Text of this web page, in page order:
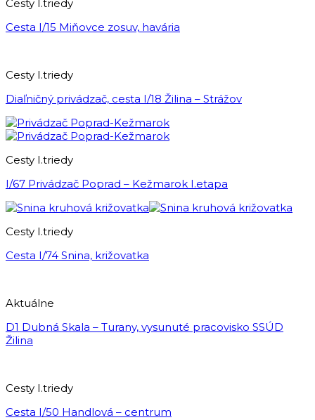
Cesty I.triedy
Cesta I/15 Miňovce zosuv, havária
Cesty I.triedy
Diaľničný privádzač, cesta I/18 Žilina – Strážov
Cesty I.triedy
I/67 Privádzač Poprad – Kežmarok I.etapa
Cesty I.triedy
Cesta I/74 Snina, križovatka
Aktuálne
D1 Dubná Skala – Turany, vysunuté pracovisko SSÚD
Žilina
Cesty I.triedy
Cesta I/50 Handlová – centrum